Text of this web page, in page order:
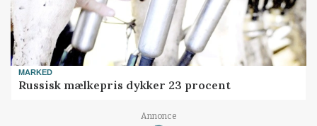
MARKED
Russisk mælkepris dykker 23 procent
Annonce